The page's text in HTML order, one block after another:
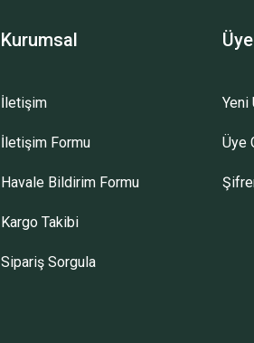
Gönder
Kurumsal
İletişim
İletişim Formu
Havale Bildirim Formu
Kargo Takibi
Sipariş Sorgula
Yeni
Üye